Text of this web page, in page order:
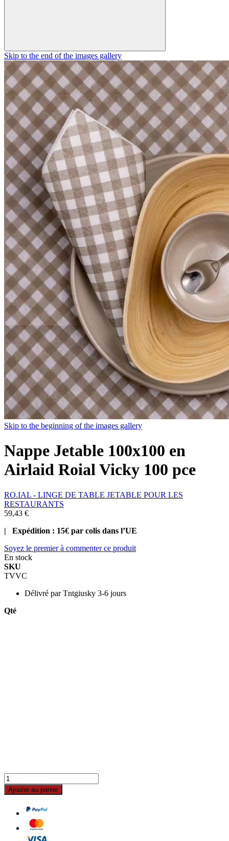
Skip to the end of the images gallery
Skip to the beginning of the images gallery
Nappe Jetable 100x100 en
Airlaid Roial Vicky 100 pce
RO.IAL - LINGE DE TABLE JETABLE POUR LES
RESTAURANTS
59,43 €
| Expédition : 15€ par colis dans l’UE
Soyez le premier à commenter ce produit
En stock
SKU
TVVC
Délivré par Tntgiusky 3-6 jours
Qté
Ajouter au panier